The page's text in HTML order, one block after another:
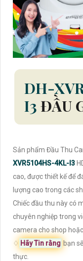
DH-
I3 ĐẦU
Sản phẩm Đầu Thu
XVR5104HS-4KL-I3
cao, được thiết kế để
lượng cao trong các
Chiếc đầu thu này có
chuyên nghiệp trong
camera cho shop
♢ Hãy Tin rằng bạn
thực.